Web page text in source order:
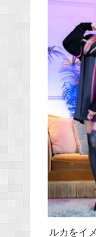
ルカをイ